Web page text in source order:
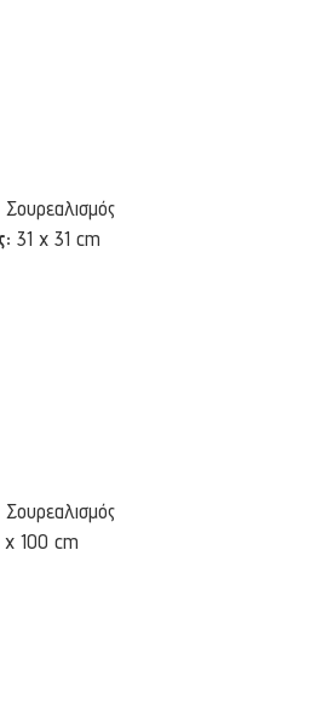
Σουρεαλισμός
31 x 31 cm
Σουρεαλισμός
100 cm